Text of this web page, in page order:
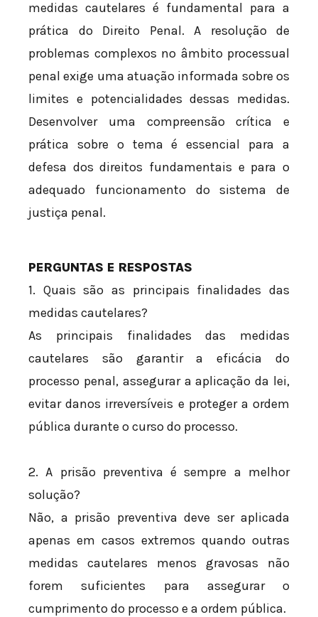
medidas cautelares é fundamental para a
prática do Direito Penal. A resolução de
problemas complexos no âmbito processual
penal exige uma atuação informada sobre os
limites e potencialidades dessas medidas.
Desenvolver uma compreensão crítica e
prática sobre o tema é essencial para a
defesa dos direitos fundamentais e para o
adequado funcionamento do sistema de
justiça penal.
PERGUNTAS E RESPOSTAS
1. Quais são as principais finalidades das
medidas cautelares?
As principais finalidades das medidas
cautelares são garantir a eficácia do
processo penal, assegurar a aplicação da lei,
evitar danos irreversíveis e proteger a ordem
pública durante o curso do processo.
2. A prisão preventiva é sempre a melhor
solução?
Não, a prisão preventiva deve ser aplicada
apenas em casos extremos quando outras
medidas cautelares menos gravosas não
forem suficientes para assegurar o
cumprimento do processo e a ordem pública.